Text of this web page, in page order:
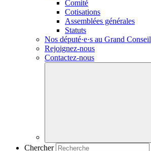
Comité
Cotisations
Assemblées générales
Statuts
Nos député·e·s au Grand Conseil
Rejoignez-nous
Contactez-nous
Chercher